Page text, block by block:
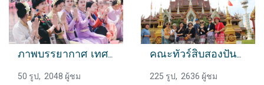
ภาพบรรยากาศ เทศกาลสาดน้ำ เมืองสิบสองปันนา
50 รูป, 2048 ผู้ชม
คณะทัวร์สิบสองปันนา
225 รูป, 2636 ผู้ชม